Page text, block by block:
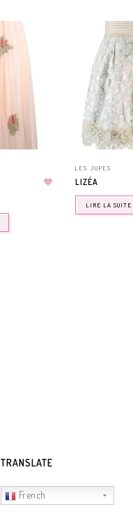
LES JUPES
LIZÉA
LIRE LA SUITE
TRANSLATE
French